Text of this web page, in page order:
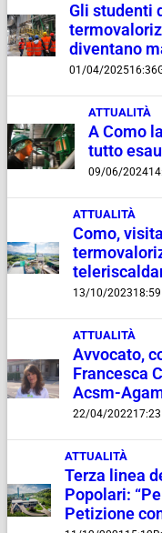
Gli studenti
diventano
01/04/202516:36
ATTUALITÀ
A Como
tutto
09/06/2024
ATTUALITÀ
Como,
13/10/202318:59
ATTUALITÀ
Avvocato,
Francesca
Acsm-
22/04/202217:23
ATTUALITÀ
Terza linea
Popolari:
Petizione